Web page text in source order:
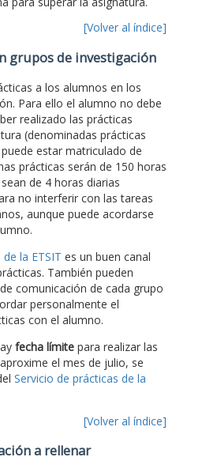
[Volver al índice]
grupos de investigación
a los alumnos en los
Para ello el alumno no debe
realizado las prácticas
(denominadas prácticas
estar matriculado de
prácticas serán de 150 horas
de 4 horas diarias
no interferir con las tareas
aunque puede acordarse
la ETSIT es un buen canal
También pueden
comunicación de cada grupo
personalmente el
con el alumno.
fecha límite para realizar las
el mes de julio, se
Servicio de prácticas de la
[Volver al índice]
a rellenar